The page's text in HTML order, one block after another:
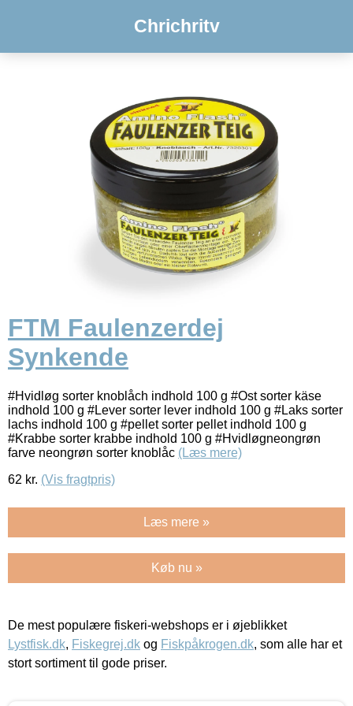
Chrichritv
FTM Faulenzerdej
Synkende
#Hvidløg sorter knoblåch indhold 100 g #Ost sorter käse
indhold 100 g #Lever sorter lever indhold 100 g #Laks sorter
lachs indhold 100 g #pellet sorter pellet indhold 100 g
#Krabbe sorter krabbe indhold 100 g #Hvidløgneongrøn
farve neongrøn sorter knoblåc (Læs mere)
62 kr. (Vis fragtpris)
Læs mere »
Køb nu »
De mest populære fiskeri-webshops er i øjeblikket
Lystfisk.dk, Fiskegrej.dk og Fiskpåkrogen.dk, som alle har et
stort sortiment til gode priser.